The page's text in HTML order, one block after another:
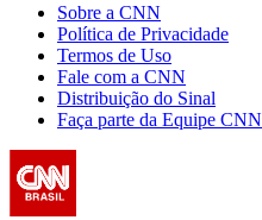
Sobre a CNN
Política de Privacidade
Termos de Uso
Fale com a CNN
Distribuição do Sinal
Faça parte da Equipe CNN